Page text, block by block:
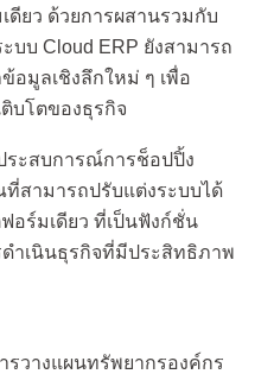
ยว ด้วยการผสานรวมกับ
บบ Cloud ERP ยังสามารถ
มูลเชิงลึกใหม่ ๆ เพื่อ
บโตของธุรกิจ
ะสบการณ์การช็อปปิ้ง
สามารถปรับแต่งระบบได้
อร์มเดียว ที่เป็นฟังก์ชั่น
ำเนินธุรกิจที่มีประสิทธิภาพ
รวางแผนทรัพยากรองค์กร